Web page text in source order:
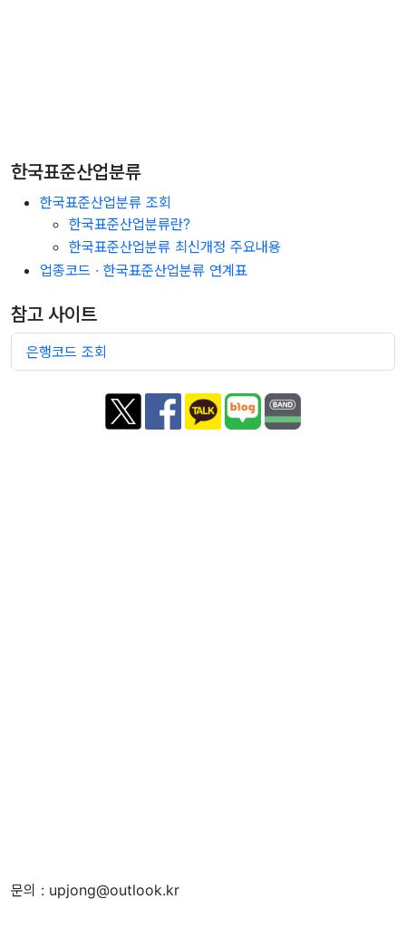
한국표준산업분류
한국표준산업분류 조회
한국표준산업분류란?
한국표준산업분류 최신개정 주요내용
업종코드 · 한국표준산업분류 연계표
참고 사이트
은행코드 조회
문의 : upjong@outlook.kr